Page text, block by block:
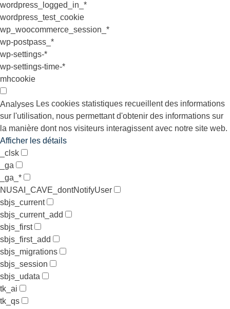
wordpress_logged_in_*
wordpress_test_cookie
wp_woocommerce_session_*
wp-postpass_*
wp-settings-*
wp-settings-time-*
mhcookie
Analyses Les cookies statistiques recueillent des informations
sur l'utilisation, nous permettant d'obtenir des informations sur
la manière dont nos visiteurs interagissent avec notre site web.
Afficher les détails
_clsk
_ga
_ga_*
NUSAI_CAVE_dontNotifyUser
sbjs_current
sbjs_current_add
sbjs_first
sbjs_first_add
sbjs_migrations
sbjs_session
sbjs_udata
tk_ai
tk_qs